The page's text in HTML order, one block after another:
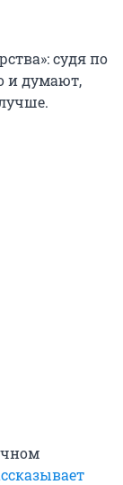
судя по
и думают,